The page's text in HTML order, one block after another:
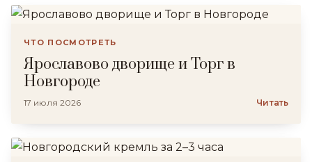
ЧТО ПОСМОТРЕТЬ
Ярославово дворище и Торг в
Новгороде
17 июля 2026 Читать